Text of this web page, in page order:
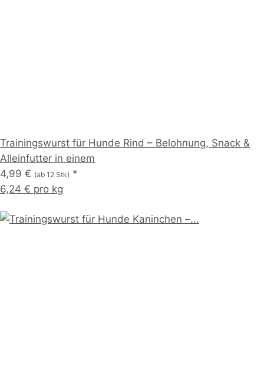
Trainingswurst für Hunde Rind – Belohnung, Snack &
Alleinfutter in einem
4,99 € (ab 12 Stk) *
6,24 € pro kg